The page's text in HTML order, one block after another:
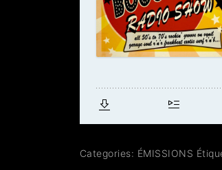
Categories: ÉMISSIONS